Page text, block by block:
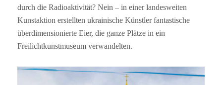
durch die Radioaktivität? Nein – in einer landesweiten
Kunstaktion erstellten ukrainische Künstler fantastische
überdimensionierte Eier, die ganze Plätze in ein
Freilichtkunstmuseum verwandelten.